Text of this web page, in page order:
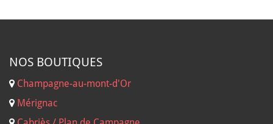
NOS BOUTIQUES
Champagne-au-mont-d'Or
Mérignac